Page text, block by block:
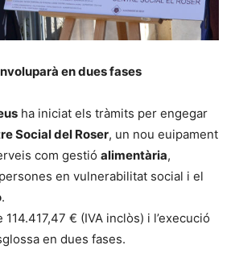
en dues fases
ha iniciat els tràmits per engegar
Social del Roser, un nou euipament
com gestió alimentària,
en vulnerabilitat social i el
.
€ (IVA inclòs) i l’execució
en dues fases.